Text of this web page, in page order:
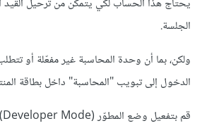
--save
أو قم بحذف قاعدة البيانات بالكامل
يحتاج هذا الحساب لكي يتمكن من ترحيل القيد
الجلسة.
ولكن، بما أن وحدة المحاسبة غير مفعّلة أو
الدخول إلى تبويب "المحاسبة" داخل بطاقة
قم بتفعيل وضع المطوّر (Developer Mode) من الإعدادات.